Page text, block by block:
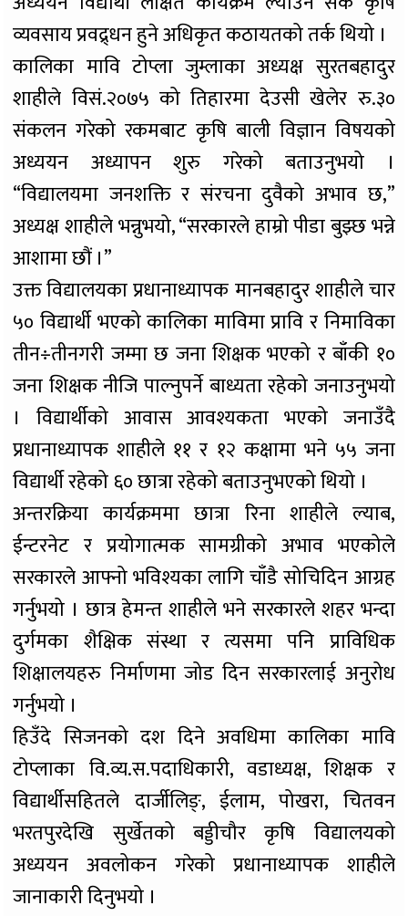
व्यवसाय प्रवद्र्धन हुने अधिकृत कठायतको तर्क थियो ।
कालिका मावि टोप्ला जुम्लाका अध्यक्ष सुरतबहादुर
शाहीले विसं.२०७५ को तिहारमा देउसी खेलेर रु.३०
संकलन गरेको रकमबाट कृषि बाली विज्ञान विषयको
अध्ययन अध्यापन शुरु गरेको बताउनुभयो ।
“विद्यालयमा जनशक्ति र संरचना दुवैको अभाव छ,”
अध्यक्ष शाहीले भन्नुभयो, “सरकारले हाम्रो पीडा बुझ्छ भन्ने
आशामा छौं ।”
उक्त विद्यालयका प्रधानाध्यापक मानबहादुर शाहीले चार
५० विद्यार्थी भएको कालिका माविमा प्रावि र निमाविका
तीन÷तीनगरी जम्मा छ जना शिक्षक भएको र बाँकी १०
जना शिक्षक नीजि पाल्नुपर्ने बाध्यता रहेको जनाउनुभयो
। विद्यार्थीको आवास आवश्यकता भएको जनाउँदै
प्रधानाध्यापक शाहीले ११ र १२ कक्षामा भने ५५ जना
विद्यार्थी रहेको ६० छात्रा रहेको बताउनुभएको थियो ।
अन्तरक्रिया कार्यक्रममा छात्रा रिना शाहीले ल्याब,
ईन्टरनेट र प्रयोगात्मक सामग्रीको अभाव भएकोले
सरकारले आफ्नो भविश्यका लागि चाँडै सोचिदिन आग्रह
गर्नुभयो । छात्र हेमन्त शाहीले भने सरकारले शहर भन्दा
दुर्गमका शैक्षिक संस्था र त्यसमा पनि प्राविधिक
शिक्षालयहरु निर्माणमा जोड दिन सरकारलाई अनुरोध
गर्नुभयो ।
हिउँदे सिजनको दश दिने अवधिमा कालिका मावि
टोप्लाका वि.व्य.स.पदाधिकारी, वडाध्यक्ष, शिक्षक र
विद्यार्थीसहितले दार्जीलिङ्, ईलाम, पोखरा, चितवन
भरतपुरदेखि सुर्खेतको बड्डीचौर कृषि विद्यालयको
अध्ययन अवलोकन गरेको प्रधानाध्यापक शाहीले
जानाकारी दिनुभयो ।